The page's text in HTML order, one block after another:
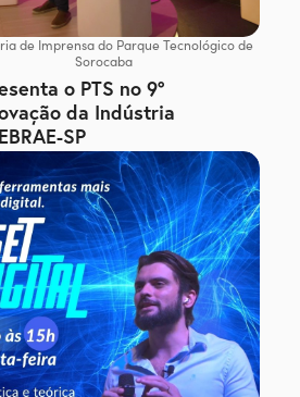
de Imprensa do Parque Tecnológico de
Sorocaba
o PTS no 9º
da Indústria
SP